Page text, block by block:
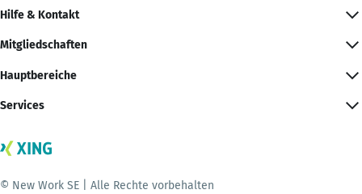
Hilfe & Kontakt
Mitgliedschaften
Hauptbereiche
Services
© New Work SE | Alle Rechte vorbehalten